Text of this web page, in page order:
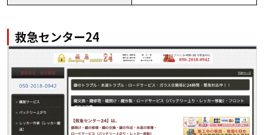
救急センター24